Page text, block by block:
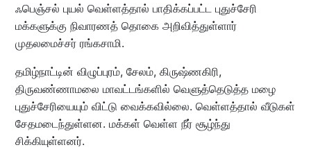
ஃபெஞ்சல் புயல் வெள்ளத்தால் பாதிக்கப்பட்ட புதுச்சேரி
மக்களுக்கு நிவாரணத் தொகை அறிவித்துள்ளார்
முதலமைச்சர் ரங்கசாமி.
தமிழ்நாட்டின் விழுப்புரம், சேலம், கிருஷ்ணகிரி,
திருவண்ணாமலை மாவட்டங்களில் வெளுத்தெடுத்த மழை
புதுச்சேரியையும் விட்டு வைக்கவில்லை. வெள்ளத்தால் வீடுகள்
சேதமடைந்துள்ளன. மக்கள் வெள்ள நீர் சூழ்ந்து
சிக்கியுள்ளனர்.